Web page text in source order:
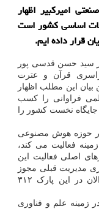
امیرکبیر اظهار
اساسی کشور است
قرار داده ایم.
سید حسن قدسی پور
قرآن و عترت
بیان این مطلب اظهار
فراوانی را کسب
جایگاه نخست کشور را
در حوزه هوش مصنوعی
فعالیت می کند،
اصلی فعالیت این
مدیریت قبلی مجوز
پارک علم و فناوری دانشگاه صادر شد و الان در این پارک ۳۱۲
زمینه علم و فناوری